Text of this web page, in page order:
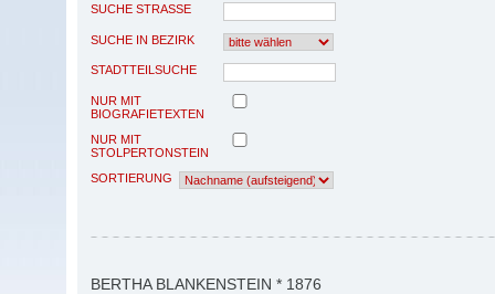
SUCHE STRASSE
SUCHE IN BEZIRK
STADTTEILSUCHE
NUR MIT
BIOGRAFIETEXTEN
NUR MIT
STOLPERTONSTEIN
SORTIERUNG
BERTHA BLANKENSTEIN * 1876